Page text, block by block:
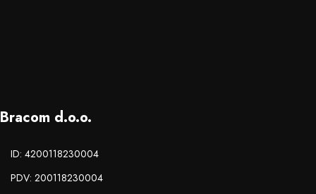
Bracom d.o.o.
ID: 4200118230004
PDV: 200118230004